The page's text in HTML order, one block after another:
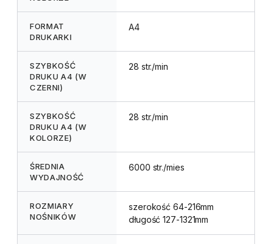
FORMAT
DRUKARKI
A4
SZYBKOŚĆ
DRUKU A4 (W
CZERNI)
28 str./min
SZYBKOŚĆ
DRUKU A4 (W
KOLORZE)
28 str./min
ŚREDNIA
WYDAJNOŚĆ
6000 str./mies
ROZMIARY
NOŚNIKÓW
szerokość 64-216mm
długość 127-1321mm